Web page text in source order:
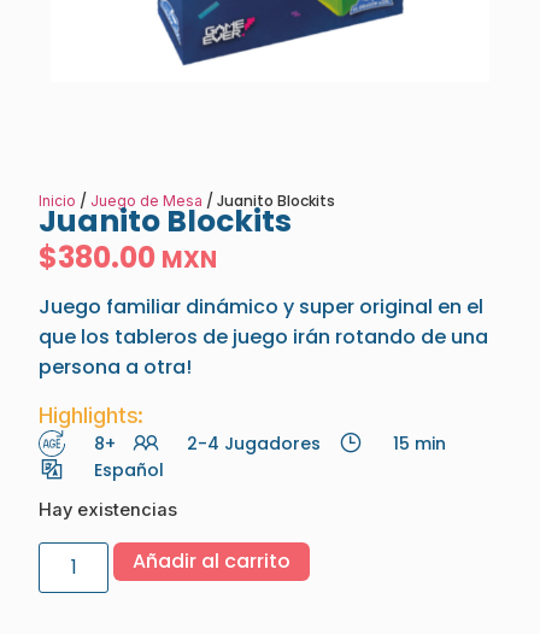
Inicio / Juego de Mesa / Juanito Blockits
Juanito Blockits
$380.00 MXN
Juego familiar dinámico y super original en el
que los tableros de juego irán rotando de una
persona a otra!
Highlights:
8+ 2-4 Jugadores
15 min
Español
Hay existencias
Añadir al carrito